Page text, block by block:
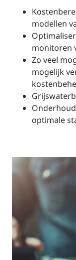
modellen
monitoren
Zo veel
mogelijk
optimale